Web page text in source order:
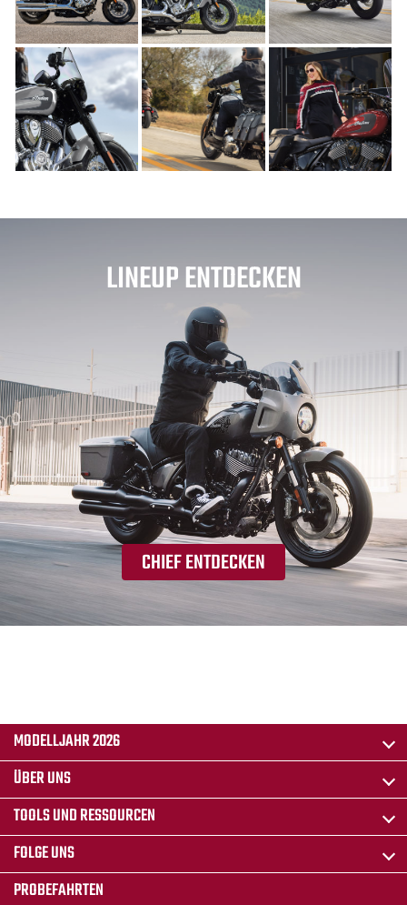
LINEUP ENTDECKEN
CHIEF ENTDECKEN
MODELLJAHR 2026
ÜBER UNS
TOOLS UND RESSOURCEN
FOLGE UNS
PROBEFAHRTEN